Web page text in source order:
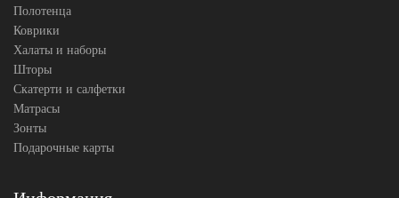
Полотенца
Коврики
Халаты и наборы
Шторы
Скатерти и салфетки
Матрасы
Зонты
Подарочные карты